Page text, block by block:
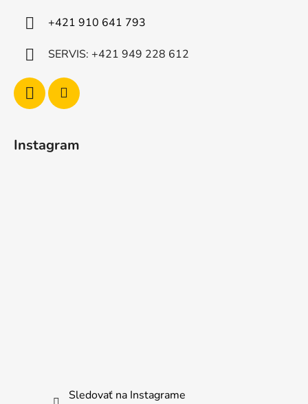
+421 910 641 793
SERVIS: +421 949 228 612
Instagram
Sledovať na Instagrame